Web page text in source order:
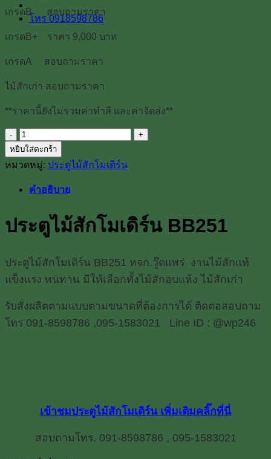
โทร 0918598786
เกรดB สอบถามราคา
เกรดB+ ราคา 9,000 บาท
เกรดA สอบถามราคา
ไม้สักเก่า สอบถามราคา
**ราคานี้ยังไม่รวมค่าทำสี และค่าจัดส่ง**
จำนวน
ประตู
ไม้
โม
BB251
หยิบใส่ตะกร้า
หมวดหมู่: ประตูไม้สักโมเดิร์น
คำอธิบาย
ประตูไม้สักโมเดิร์น BB251
ประตูไม้สักโมเดิร์น BB251 หจก.วู๊ดแพร่ งานไม้สักแท้
แข็งแรง ทนทาน มีให้เลือกทั้งไม้สักอบแห้ง ไม้สักเก่า
รับสั่งผลิตตามแบบตามขนาดที่ต้องการได้ ติดต่อสอบถาม
โทร 091-8598786 ,095-1583021 Line ID : @wp246
เข้าชมประตูไม้สักโมเดิร์น เพิ่มเติมคลิ๊กที่นี่
สอบถามโทร. 091-8598786 , 095-1583021